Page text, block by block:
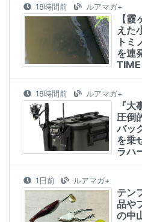
18時間前 ルアマガ+
【
えた
トミ
を連
TIME
18時間前 ルアマガ+
『大
圧倒
バッ
を乗
ラハ
1日前 ルアマガ+
テン
品や
の中